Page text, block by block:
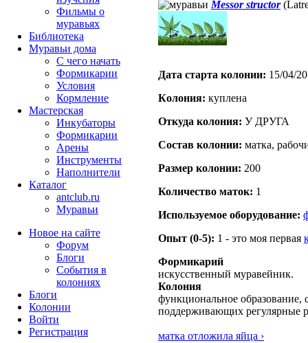
Messor structor
Дата старта кoлонии: 15/04/
Кoлония: куплена
Откуда кoлония: У ДРУГА
Состав кoлонии: матка,
Размер кoлонии: 200
Количество маток: 1
Используемое оборудование:
Опыт (0-5): 1 - это моя первая
Формикарий
искусственный муравейник.
Колония
функциональное образование,
поддерживающих регулярные
матка отложила яйца ›
Фильмы о
муравьях
Библиотека
Муравьи дома
С чего начать
Формикарии
Условия
Кормление
Мастерская
Инкубаторы
Формикарии
Арены
Инструменты
Наполнители
Каталог
antclub.ru
Муравьи
Новое на сайте
Форум
Блоги
События в
колониях
Блоги
Колонии
Войти
Peгиcтpaция